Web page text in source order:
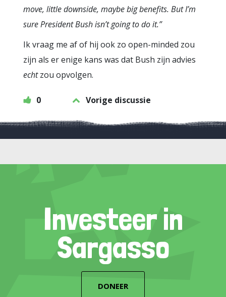
move, little downside, maybe big benefits. But I’m
sure President Bush isn’t going to do it.”
Ik vraag me af of hij ook zo open-minded zou
zijn als er enige kans was dat Bush zijn advies
echtzou opvolgen.
0 Vorige discussie
Investeer in
Sargasso
DONEER